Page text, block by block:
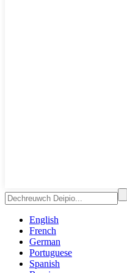
English
French
German
Portuguese
Spanish